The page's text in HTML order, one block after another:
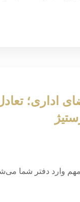
اداری؛
وارد دفتر شما